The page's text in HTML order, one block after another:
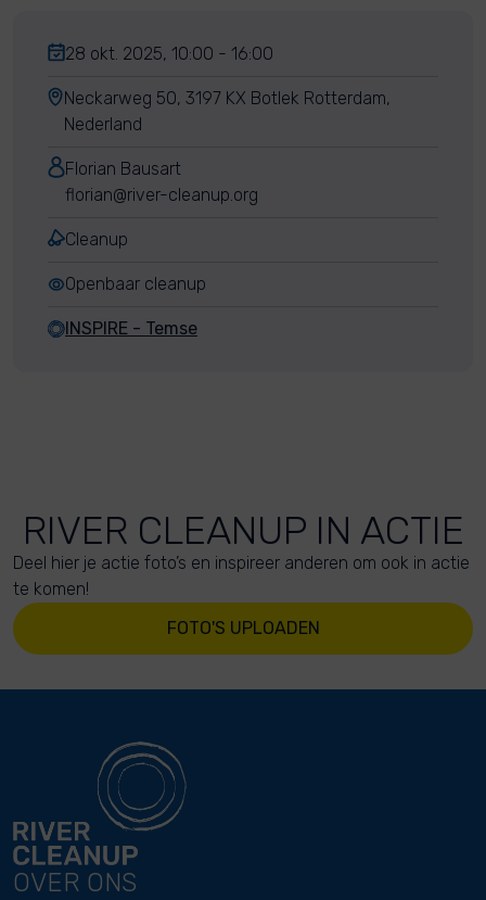
28 okt. 2025, 10:00 - 16:00
Neckarweg 50, 3197 KX Botlek Rotterdam,
Nederland
Florian Bausart
florian@river-cleanup.org
Cleanup
Openbaar cleanup
INSPIRE - Temse
RIVER CLEANUP IN ACTIE
Deel hier je actie foto’s en inspireer anderen om ook in actie
te komen!
FOTO'S UPLOADEN
OVER ONS